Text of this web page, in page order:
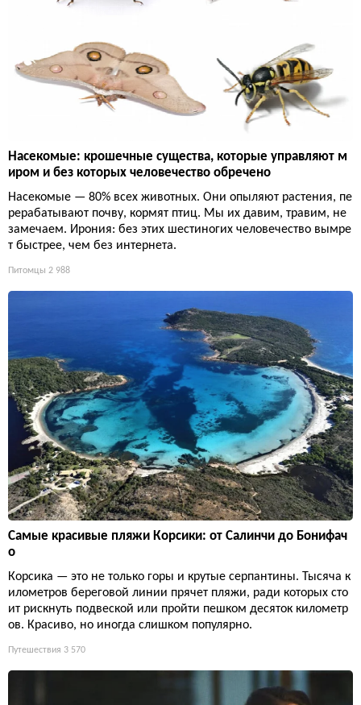
Насекомые: крошечные существа, которые управляют м
иром и без которых человечество обречено
Насекомые — 80% всех животных. Они опыляют растения, пе
рерабатывают почву, кормят птиц. Мы их давим, травим, не
замечаем. Ирония: без этих шестиногих человечество вымре
т быстрее, чем без интернета.
Питомцы 2 988
Самые красивые пляжи Корсики: от Салинчи до Бонифач
о
Корсика — это не только горы и крутые серпантины. Тысяча к
илометров береговой линии прячет пляжи, ради которых сто
ит рискнуть подвеской или пройти пешком десяток километр
ов. Красиво, но иногда слишком популярно.
Путешествия 3 570